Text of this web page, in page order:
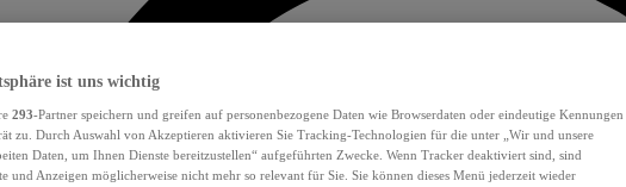
ist uns wichtig
293-Partner speichern und greifen auf personenbezogene Daten wie Browserdaten oder eindeutige Kennungen
zu. Durch Auswahl von Akzeptieren aktivieren Sie Tracking-Technologien für die unter „Wir und unsere
Daten, um Ihnen Dienste bereitzustellen“ aufgeführten Zwecke. Wenn Tracker deaktiviert sind, sind
und Anzeigen möglicherweise nicht mehr so relevant für Sie. Sie können dieses Menü jederzeit wieder